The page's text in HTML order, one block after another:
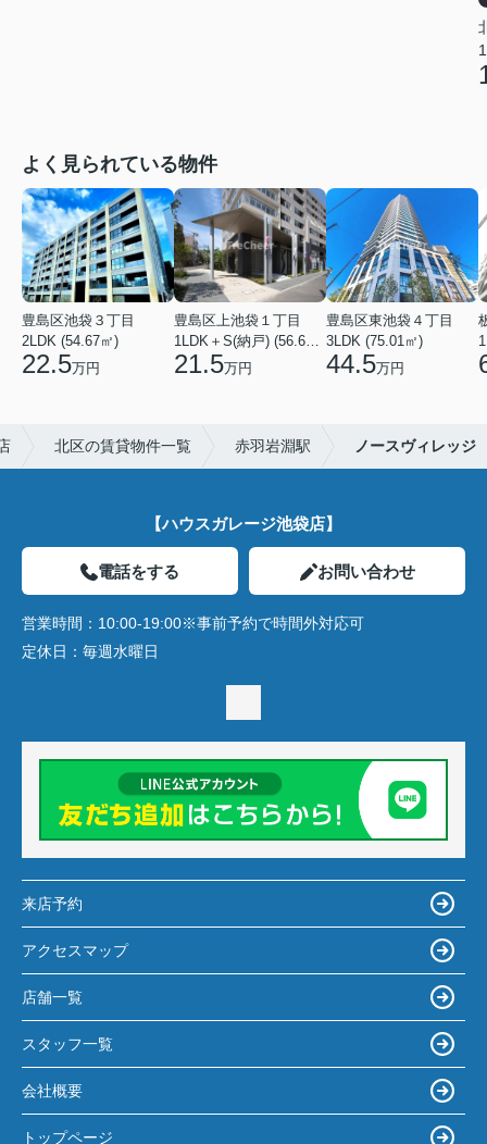
よく見られている物件
豊島区池袋３丁目
2LDK (54.67㎡)
22.5万円
豊島区上池袋１丁目
1LDK＋S(納戸) (56.61㎡)
21.5万円
豊島区東池袋４丁目
3LDK (75.01㎡)
44.5万円
北区の賃貸物件一覧 赤羽岩淵駅 ノースヴィレッジ
【ハウスガレージ池袋店】
電話をする お問い合わせ
営業時間： 10:00-19:00※事前予約で時間外対応可
定休日： 毎週水曜日
来店予約
アクセスマップ
店舗一覧
スタッフ一覧
会社概要
トップページ